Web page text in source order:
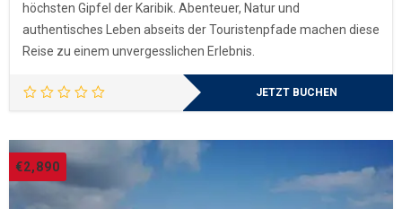
höchsten Gipfel der Karibik. Abenteuer, Natur und
authentisches Leben abseits der Touristenpfade machen diese
Reise zu einem unvergesslichen Erlebnis.
JETZT BUCHEN
€2,890